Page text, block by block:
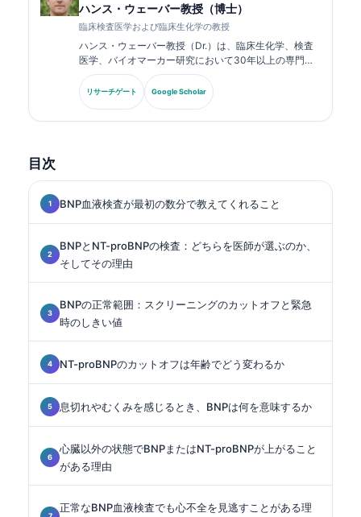
ハンス・ウェーバー教授（博士）
臨床検査医学および臨床生化学の教授
ハンス・ウェーバー教授（Dr.）は、臨床生化学、検査
医学、バイオマーカー研究において30年以上の専門知
識を持ちます。ドイツ臨床化学会の元会長であり、診断
パネル解析、バイオマーカーの標準化、AI支援による検
査医学を専門としています。.
リサーチゲート Google Scholar
目次
BNP血液検査が最初の数分で教えてくれること
BNPとNT-proBNPの検査：どちらを医師が選ぶのか、
そしてその理由
BNPの正常範囲：スクリーニングのカットオフと緊急
時のしきい値
NT-proBNPのカットオフは年齢でどう変わるか
息切れやむくみを感じるとき、BNPは何を意味するか
心臓以外の状態でBNPまたはNT-proBNPが上がること
がある理由
正常なBNP血液検査でも心不全を見逃すことがある理